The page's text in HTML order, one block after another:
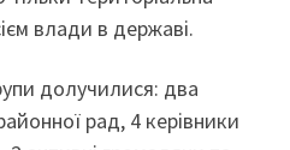
влади в державі.
долучилися: два
рад, 4 керівники